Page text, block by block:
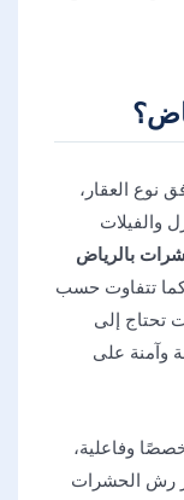
نوع العقار،
والفيلات
بالرياض
كما تتفاوت حسب
تحتاج إلى
وآمنة على
وفاعلية،
رش الحشرات